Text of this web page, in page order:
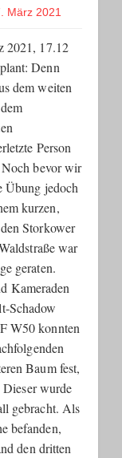
März 2021
2021, 17.12
Denn
dem weiten
Person
bevor wir
Übung jedoch
kurzen,
Storkower
war
geraten.
Kameraden
Schadow
W50 konnten
Baum fest,
wurde
gebracht. Als
befanden,
den dritten